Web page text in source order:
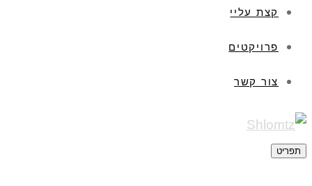
קצת עליי
פרויקטים
צור קשר
תפריט